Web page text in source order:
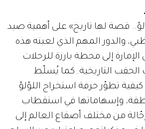
قصة لها تاريخ» على أهمية صيد
والدور المهم الذي لعبته هذه
إلى محطة بارزة للرحلات
الحقب التاريخية. كما يُسلّط
تطوّر حرفة استخراج اللؤلؤ
وإسهاماتها في استقطاب
من مختلف أصقاع العالم إلى